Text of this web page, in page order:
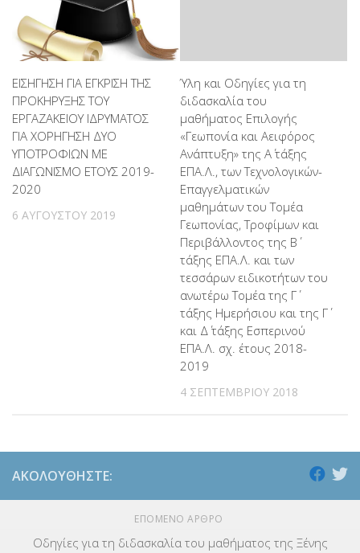
ΕΙΣΗΓΗΣΗ ΓΙΑ ΕΓΚΡΙΣΗ ΤΗΣ
ΠΡΟΚΗΡΥΞΗΣ ΤΟΥ
ΕΡΓΑΖΑΚΕΙΟΥ ΙΔΡΥΜΑΤΟΣ
ΓΙΑ ΧΟΡΗΓΗΣΗ ΔΥΟ
ΥΠΟΤΡΟΦΙΩΝ ΜΕ
ΔΙΑΓΩΝΙΣΜΟ ΕΤΟΥΣ 2019-
2020
6 ΑΥΓΟΎΣΤΟΥ 2019
Ύλη και Οδηγίες για τη
διδασκαλία του
μαθήματος Επιλογής
«Γεωπονία και Αειφόρος
Ανάπτυξη» της Α΄ τάξης
ΕΠΑ.Λ., των Τεχνολογικών-
Επαγγελματικών
μαθημάτων του Τομέα
Γεωπονίας, Τροφίμων και
Περιβάλλοντος της Β΄
τάξης ΕΠΑ.Λ. και των
τεσσάρων ειδικοτήτων του
ανωτέρω Τομέα της Γ΄
τάξης Ημερήσιου και της Γ΄
και Δ΄ τάξης Εσπερινού
ΕΠΑ.Λ. σχ. έτους 2018-
2019
4 ΣΕΠΤΕΜΒΡΊΟΥ 2018
ΑΚΟΛΟΥΘΉΣΤΕ:
ΕΠΌΜΕΝΟ ΆΡΘΡΟ
Οδηγίες για τη διδασκαλία του μαθήματος της Ξένης